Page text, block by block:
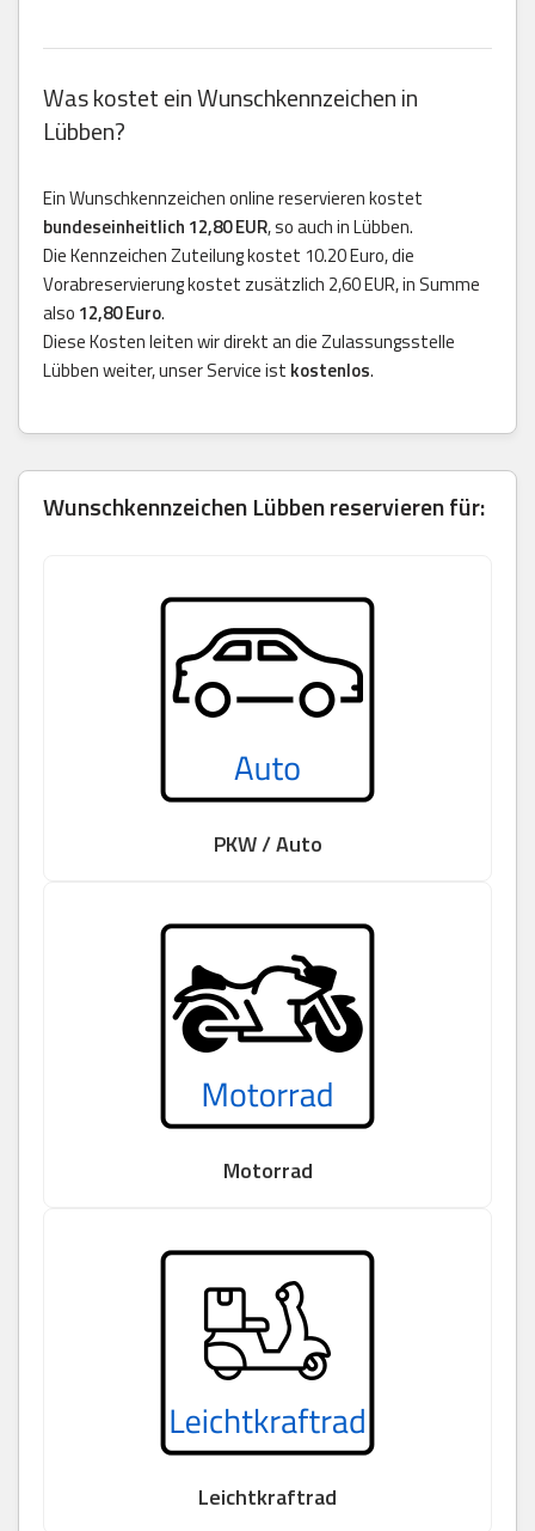
Was kostet ein Wunschkennzeichen in
Lübben?
Ein Wunschkennzeichen online reservieren kostet
bundeseinheitlich 12,80 EUR, so auch in Lübben.
Die Kennzeichen Zuteilung kostet 10.20 Euro, die
Vorabreservierung kostet zusätzlich 2,60 EUR, in Summe
also 12,80 Euro.
Diese Kosten leiten wir direkt an die Zulassungsstelle
Lübben weiter, unser Service ist kostenlos.
Wunschkennzeichen Lübben reservieren für:
PKW / Auto
Motorrad
Leichtkraftrad